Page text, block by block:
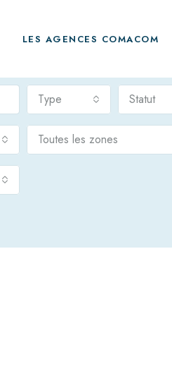
LES AGENCES COMACOM
Type Statut
Toutes les zones